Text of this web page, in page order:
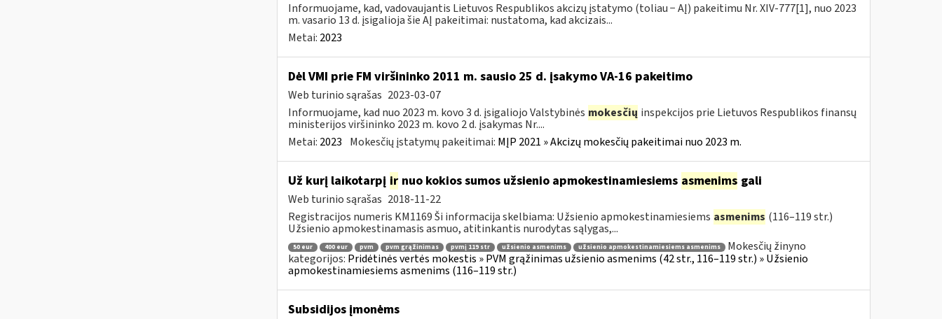
Informuojame, kad, vadovaujantis Lietuvos Respublikos akcizų įstatymo (toliau − AĮ) pakeitimu Nr. XIV-777[1], nuo 2023
m. vasario 13 d. įsigalioja šie AĮ pakeitimai: nustatoma, kad akcizais...
Metai: 2023
Dėl VMI prie FM viršininko 2011 m. sausio 25 d. įsakymo VA-16 pakeitimo
Web turinio sąrašas 2023-03-07
Informuojame, kad nuo 2023 m. kovo 3 d. įsigaliojo Valstybinės mokesčių inspekcijos prie Lietuvos Respublikos finansų
ministerijos viršininko 2023 m. kovo 2 d. įsakymas Nr....
Metai: 2023 Mokesčių įstatymų pakeitimai: MĮP 2021 » Akcizų mokesčių pakeitimai nuo 2023 m.
Už kurį laikotarpį irnuo kokios sumos užsienio apmokestinamiesiems asmenims gali
Web turinio sąrašas 2018-11-22
Registracijos numeris KM1169 Ši informacija skelbiama: Užsienio apmokestinamiesiems asmenims (116–119 str.)
Užsienio apmokestinamasis asmuo, atitinkantis nurodytas sąlygas,...
50 eur 400 eur pvm pvm grąžinimas pvmį 119 str užsienio asmenims užsienio apmokestinamiesiems asmenims
Mokesčių žinyno
kategorijos: Pridėtinės vertės mokestis » PVM grąžinimas užsienio asmenims (42 str., 116–119 str.) » Užsienio
apmokestinamiesiems asmenims (116–119 str.)
Subsidijos įmonėms